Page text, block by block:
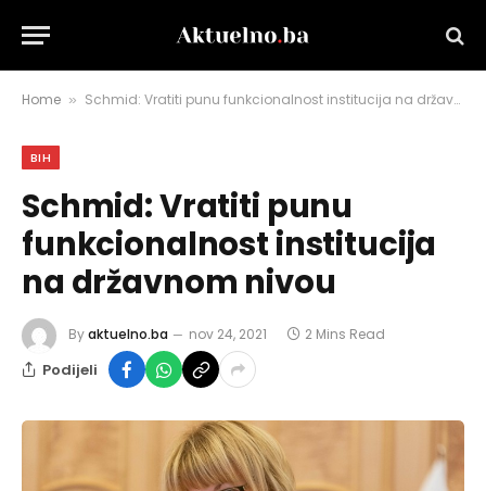
Home » Schmid: Vratiti punu funkcionalnost institucija na državnom nivou
BIH
Schmid: Vratiti punu
funkcionalnost institucija
na državnom nivou
Byaktuelno.ba nov 24, 2021 2 Mins Read
Podijeli